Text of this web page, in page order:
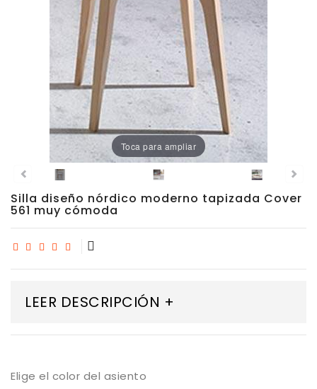
Comedor
Porcelánico
Taburetes
Altos
Exterior/jardín
Toca para ampliar
Silla diseño nórdico moderno tapizada Cover
561 muy cómoda
LEER DESCRIPCIÓN +
Elige el color del asiento